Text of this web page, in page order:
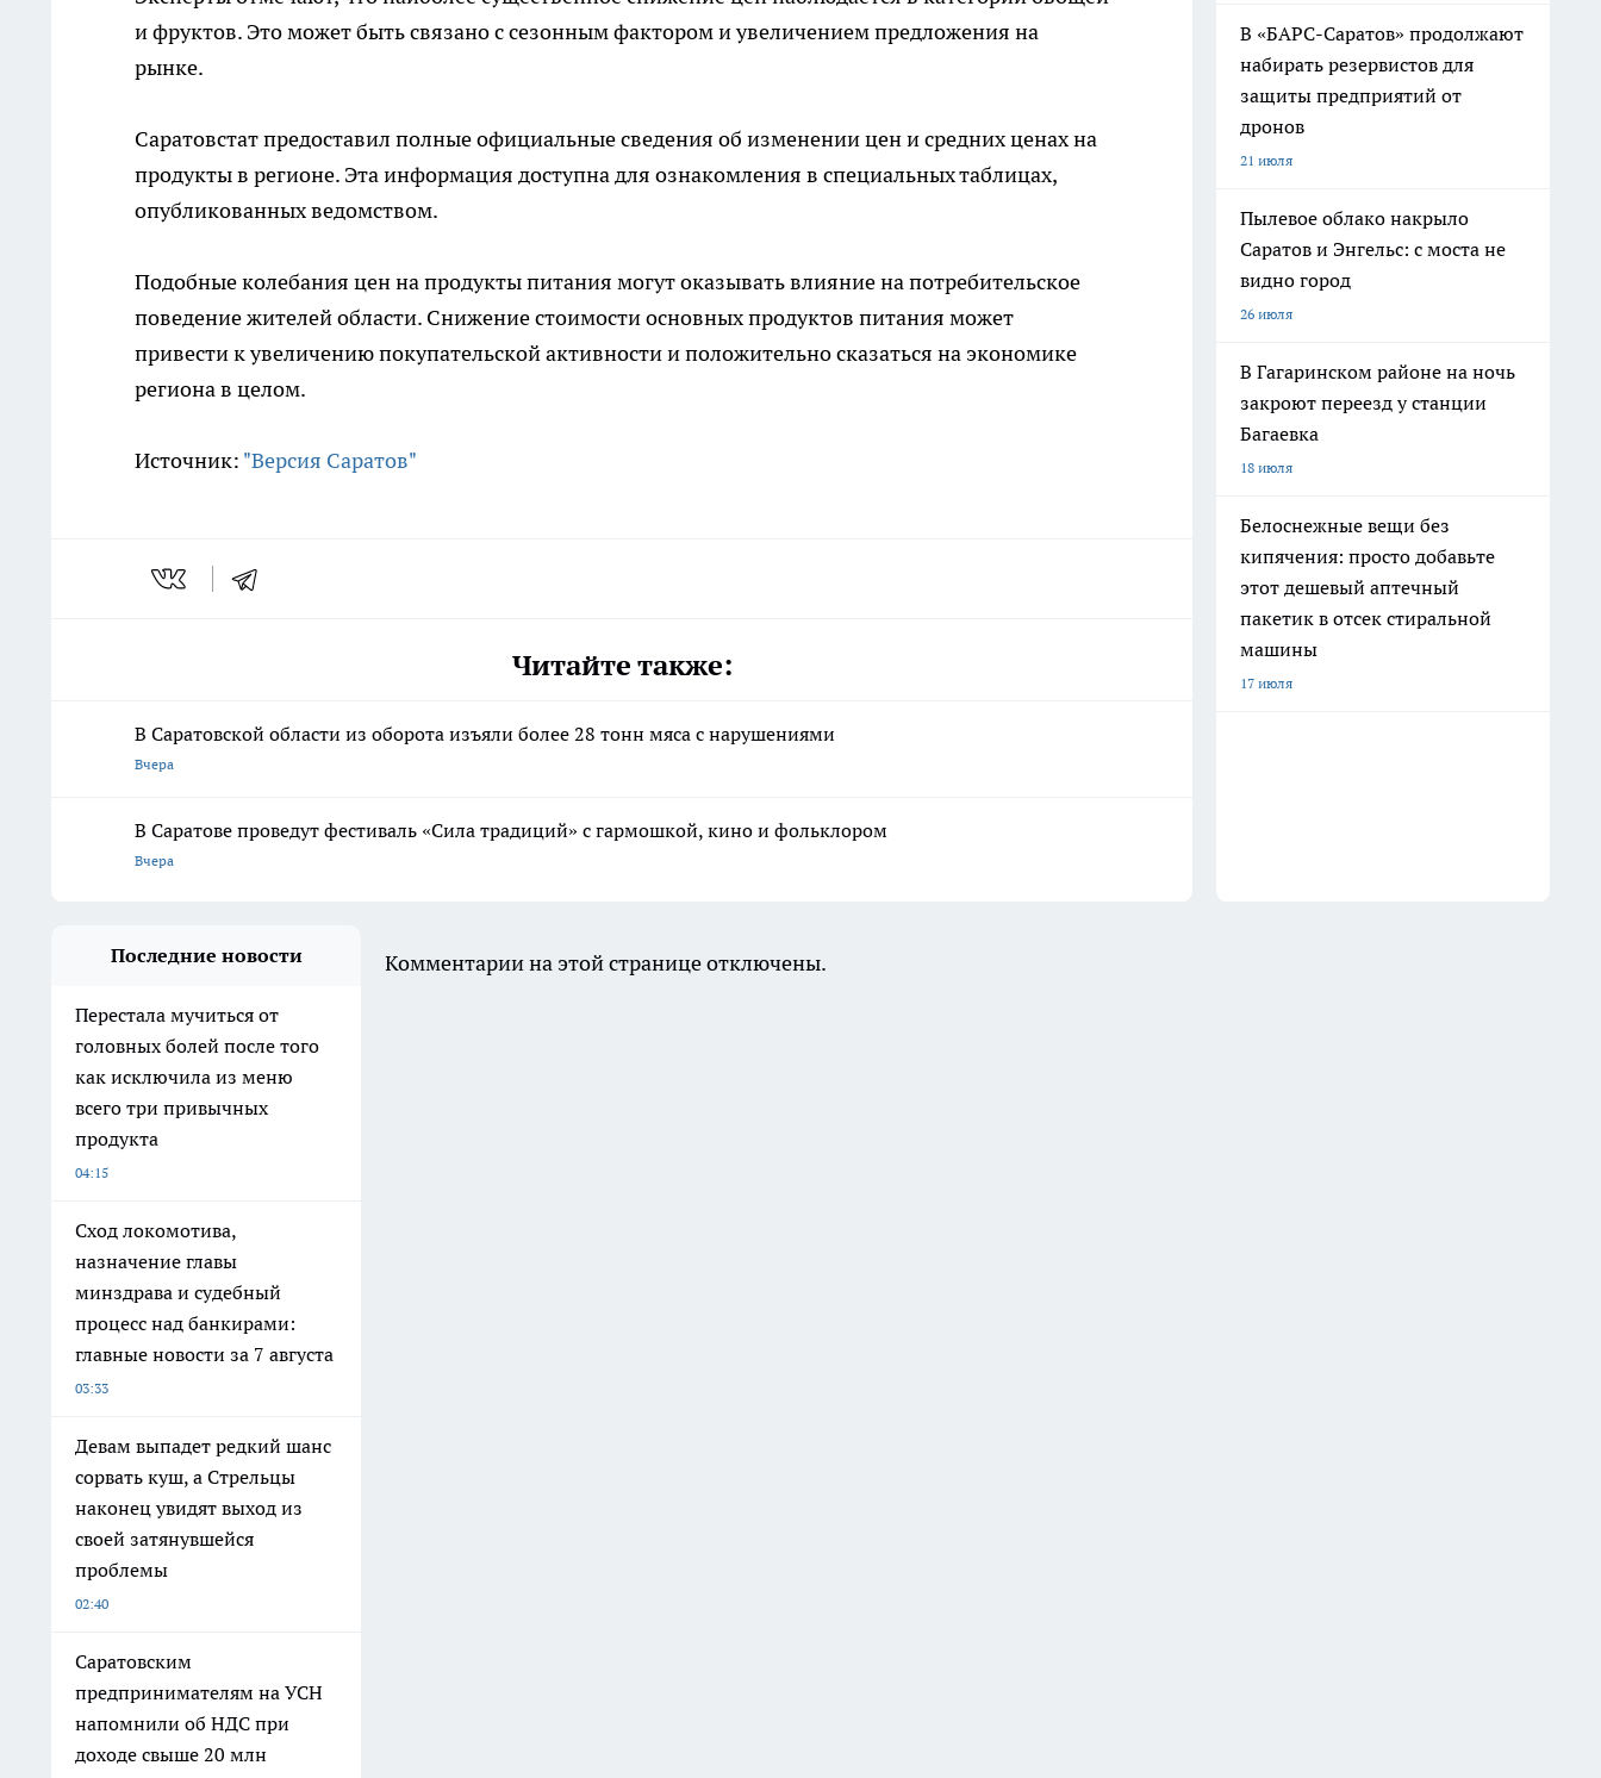
и фруктов. Это может быть связано с сезонным фактором и увеличением предложения на
рынке.
Саратовстат предоставил полные официальные сведения об изменении цен и средних ценах на
продукты в регионе. Эта информация доступна для ознакомления в специальных таблицах,
опубликованных ведомством.
Подобные колебания цен на продукты питания могут оказывать влияние на потребительское
поведение жителей области. Снижение стоимости основных продуктов питания может
привести к увеличению покупательской активности и положительно сказаться на экономике
региона в целом.
Источник: "Версия Саратов"
Читайте также:
В Саратовской области из оборота изъяли более 28 тонн мяса с нарушениями
Вчера
В Саратове проведут фестиваль «Сила традиций» с гармошкой, кино и фольклором
Вчера
В «БАРС-Саратов» продолжают
набирать резервистов для
защиты предприятий от
дронов
21 июля
Пылевое облако накрыло
Саратов и Энгельс: с моста не
видно город
26 июля
В Гагаринском районе на ночь
закроют переезд у станции
Багаевка
18 июля
Белоснежные вещи без
кипячения: просто добавьте
этот дешевый аптечный
пакетик в отсек стиральной
машины
17 июля
Последние новости
Перестала мучиться от
головных болей после того
как исключила из меню
всего три привычных
продукта
04:15
Сход локомотива,
назначение главы
минздрава и судебный
процесс над банкирами:
главные новости за 7 августа
03:33
Девам выпадет редкий шанс
сорвать куш, а Стрельцы
наконец увидят выход из
своей затянувшейся
проблемы
02:40
Саратовским
предпринимателям на УСН
напомнили об НДС при
доходе свыше 20 млн
Комментарии на этой странице отключены.